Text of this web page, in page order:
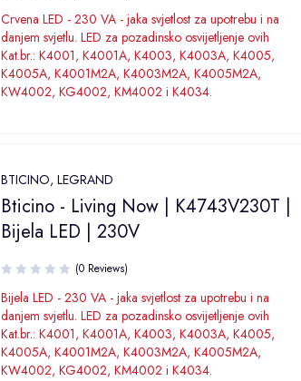
Crvena LED - 230 VA - jaka svjetlost za upotrebu i na
danjem svjetlu. LED za pozadinsko osvijetljenje ovih
Kat.br.: K4001, K4001A, K4003, K4003A, K4005,
K4005A, K4001M2A, K4003M2A, K4005M2A,
KW4002, KG4002, KM4002 i K4034.
BTICINO,LEGRAND
Bticino - Living Now | K4743V230T |
Bijela LED | 230V
(0 Reviews)
Bijela LED - 230 VA - jaka svjetlost za upotrebu i na
danjem svjetlu. LED za pozadinsko osvijetljenje ovih
Kat.br.: K4001, K4001A, K4003, K4003A, K4005,
K4005A, K4001M2A, K4003M2A, K4005M2A,
KW4002, KG4002, KM4002 i K4034.